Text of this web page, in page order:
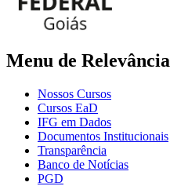
Menu de Relevância
Nossos Cursos
Cursos EaD
IFG em Dados
Documentos Institucionais
Transparência
Banco de Notícias
PGD